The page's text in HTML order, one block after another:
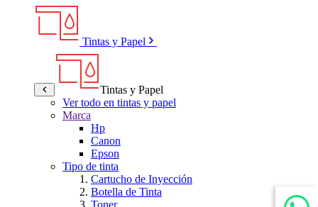
Tintas y Papel
Tintas y Papel
Ver todo en tintas y papel
Marca
Hp
Canon
Epson
Tipo de tinta
Cartucho de Inyección
Botella de Tinta
Toner